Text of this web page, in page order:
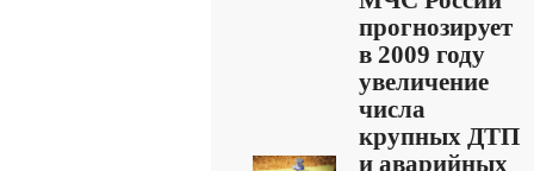
прогнозирует
в 2009 году
увеличение
числа
крупных ДТП
и аварийных